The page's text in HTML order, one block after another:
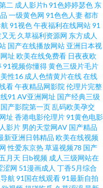
线观看 国产视频25页 91线上看
大香蕉久久草 精品国产视色 午
浆 91自拍com 韩精品久久 日韩
99热青青草 欧美国产精品二区
高潮 中文字幕无码伦区 国产色
五月天乱 97亚洲精品成人 色色
视频最新导航 女同自慰网站 91
wwwav五月天资源 91食品免費
二 成人影片h 91色婷婷瑟色 东
一级黄色网 91色色人妻都市
91视色午夜福利在线网站91
又无 久草福利资源网 东方成人
国产在线播放网站 亚洲日本视
址 欧美在线免费看 日夜夜欧
91视频你懂得黄色三级片毛片
性16 成人色情黄片在线在线
看午夜精品网影院 伦理片完整
91 AV亚洲网址 国产经典三级
国产影院第一页乱码欧美孕交
址 香港电影伦理片91黄色电影
影片 男的天堂网AV 国产精品
新亚洲日韩精品 欧美在线视频
性爱东京热草逼视频78 国产
月天 日b视频 成人三级网站在
涩网 51漫画成人 丁香5月综合
航 91国在线观看91最新自拍